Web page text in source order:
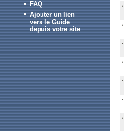
FAQ
Ajouter un lien
vers le Guide
depuis votre site